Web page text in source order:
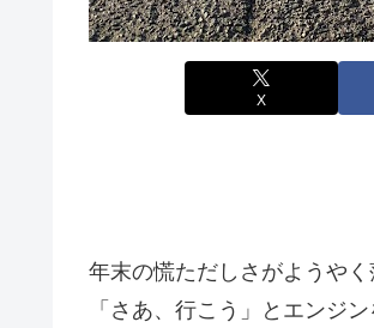
X
年末の慌ただしさがようや
「さあ、行こう」とエンジ